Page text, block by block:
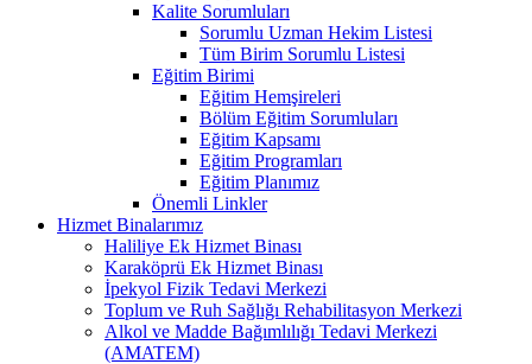
Kalite Sorumluları
Sorumlu Uzman Hekim Listesi
Tüm Birim Sorumlu Listesi
Eğitim Birimi
Eğitim Hemşireleri
Bölüm Eğitim Sorumluları
Eğitim Kapsamı
Eğitim Programları
Eğitim Planımız
Önemli Linkler
Hizmet Binalarımız
Haliliye Ek Hizmet Binası
Karaköprü Ek Hizmet Binası
İpekyol Fizik Tedavi Merkezi
Toplum ve Ruh Sağlığı Rehabilitasyon Merkezi
Alkol ve Madde Bağımlılığı Tedavi Merkezi
(AMATEM)